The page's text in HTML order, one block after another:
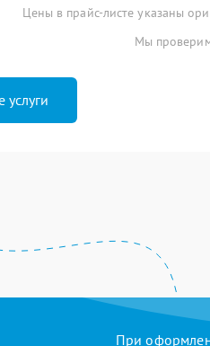
Цены в прайс-листе указаны
Мы
услуги
При